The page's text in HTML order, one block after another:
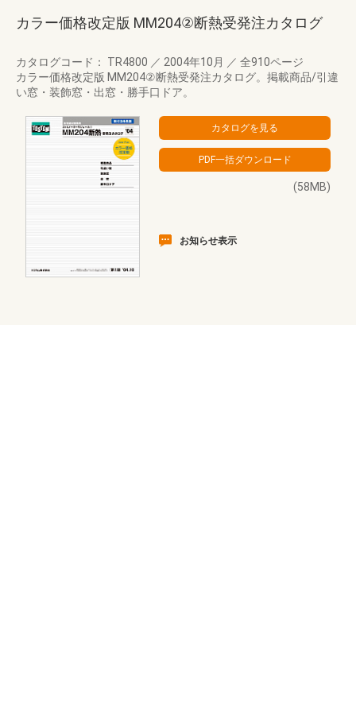
カラー価格改定版 MM204②断熱受発注カタログ
カタログコード： TR4800 ／ 2004年10月 ／ 全910ページ
カラー価格改定版 MM204②断熱受発注カタログ。掲載商品/引違
い窓・装飾窓・出窓・勝手口ドア。
(58MB)
お知らせ表示